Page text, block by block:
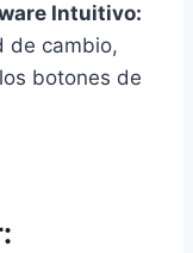
Intuitivo:
de cambio,
botones de